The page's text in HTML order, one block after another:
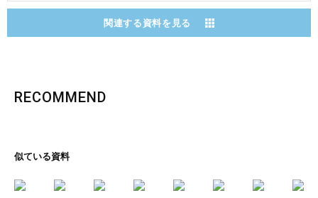
関連する資料を見る
RECOMMEND
似ている資料